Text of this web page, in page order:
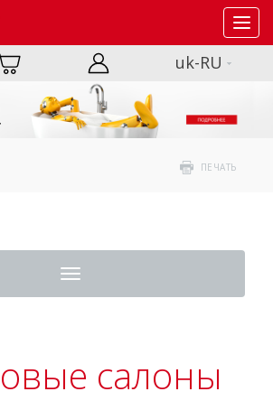
uk-RU
ПЕЧАТЬ
Toggle
navigation
салоны